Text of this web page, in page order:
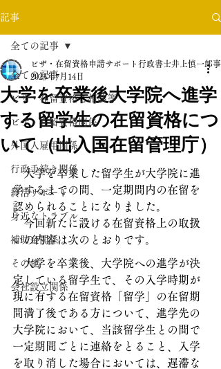
記事
全ての記事
ビザ・在留資格ご相談等
ビザ・在留資格関係
外国人雇用関係
行政手続き関係
終活サポート
身近なトラブル
補助金関係
その他
会社設立関係
全ての記事
大学を卒業後大学院へ進学
する留学生の在留資格につ
いて（出入国在留管理庁）
ビザ・在留資格申請サポート行政書士井上慎一郎事
2023年7月14日
大学を卒業した留学生が大学院に進
学するまでの間、一定期間内の在留を
認められることになりました。
今回新たに設ける在留資格上の取扱
いの内容は次のとおりです。
大学を卒業後、大学院への進学が決
定している留学生で、その入学時期が
現に有する在留資格「留学」の在留期
間満了後である方について、進学先の
大学院において、当該留学生との間で
一定期間ごとに連絡をとること、入学
を取り消した場合においては、遅滞な